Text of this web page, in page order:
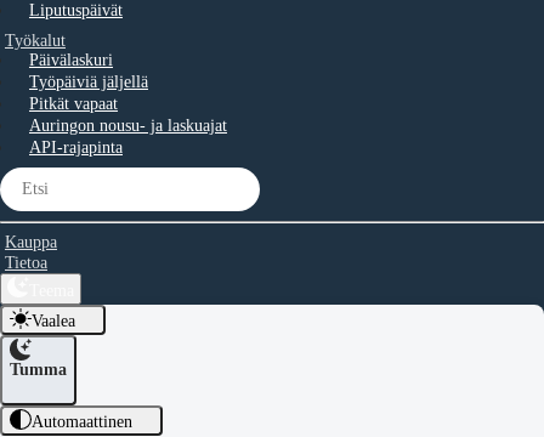
Liputuspäivät
Työkalut
Päivälaskuri
Työpäiviä jäljellä
Pitkät vapaat
Auringon nousu- ja laskuajat
API-rajapinta
Kauppa
Tietoa
Vaalea
Tumma
Automaattinen